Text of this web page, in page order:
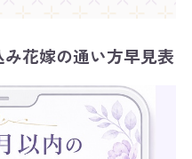
花嫁の通い方早見表